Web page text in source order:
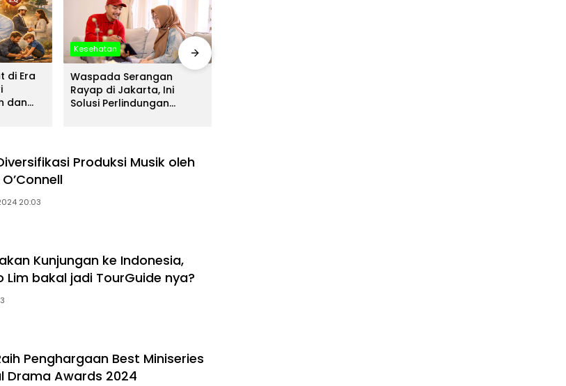
di Era
dan
Kesehatan
Waspada Serangan
Rayap di Jakarta, Ini
Solusi Perlindungan
Produksi Musik oleh
20:03
Kunjungan ke Indonesia,
Lim bakal jadi TourGuide nya?
Penghargaan Best Miniseries
Drama Awards 2024